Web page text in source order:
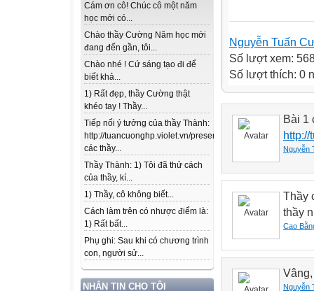
Cám ơn cô! Chúc cô một năm
học mới có...
Chào thầy Cường Năm học mới
đang đến gần, tôi...
Chào nhé ! Cứ sáng tạo đi để
biết khả...
1) Rất đẹp, thầy Cường thật
khéo tay ! Thầy...
Tiếp nối ý tưởng của thầy Thành:
http://tuancuonghp.violet.vn/present/show/entry_id/
các thầy...
Thầy Thành: 1) Tôi đã thử cách
của thầy, kí...
1) Thầy, cô không biết...
Cách làm trên có nhược điểm là:
1) Rất bất...
Phụ ghi: Sau khi có chương trình
con, người sử...
NHẮN TIN CHO TÔI
Nguyễn Tuấn
Số lượt xem:
Số lượt thích: 0
Bài 1
Nguyễn
Thầy
thầy
Cao
Nguyễn